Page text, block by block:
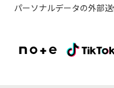
パーソナルデータの外部